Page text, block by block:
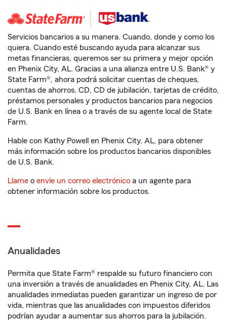
Servicios bancarios a su manera. Cuando, donde y como los
quiera. Cuando esté buscando ayuda para alcanzar sus
metas financieras, queremos ser su primera y mejor opción
en Phenix City, AL. Gracias a una alianza entre U.S. Bank® y
State Farm®, ahora podrá solicitar cuentas de cheques,
cuentas de ahorros, CD, CD de jubilación, tarjetas de crédito,
préstamos personales y productos bancarios para negocios
de U.S. Bank en línea o a través de su agente local de State
Farm.
Hable con Kathy Powell en Phenix City, AL, para obtener
más información sobre los productos bancarios disponibles
de U.S. Bank.
Llame o envíe un correo electrónico a un agente para
obtener información sobre los productos.
Anualidades
Permita que State Farm® respalde su futuro financiero con
una inversión a través de anualidades en Phenix City, AL. Las
anualidades inmediatas pueden garantizar un ingreso de por
vida, mientras que las anualidades con impuestos diferidos
podrían ayudar a aumentar sus ahorros para la jubilación.